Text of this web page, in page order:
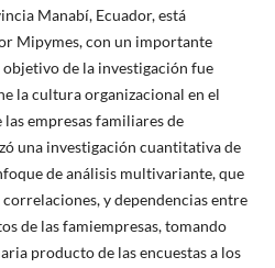
Manabí, Ecuador, está
Mipymes, con un importante
de la investigación fue
la cultura organizacional en el
empresas familiares de
una investigación cuantitativa de
de análisis multivariante, que
y dependencias entre
de las famiempresas, tomando
producto de las encuestas a los